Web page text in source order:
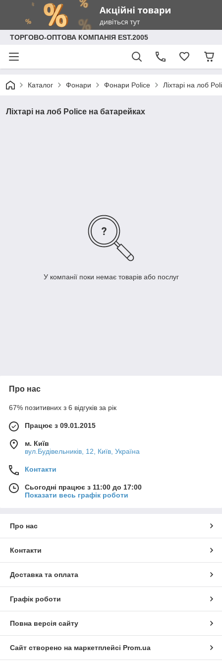
ТОРГОВО-ОПТОВА КОМПАНІЯ EST.2005
Каталог Фонари Фонари Police Ліхтарі на лоб
Ліхтарі на лоб Police на батарейках
У компанії поки немає товарів або послуг
Про нас
67% позитивних з 6 відгуків за рік
Працює з 09.01.2015
м. Київ
вул.Будівельників, 12, Київ, Україна
Контакти
Сьогодні працює з 11:00 до 17:00
Показати весь графік роботи
Про нас
Контакти
Доставка та оплата
Графік роботи
Повна версія сайту
Сайт створено на маркетплейсі Prom.ua